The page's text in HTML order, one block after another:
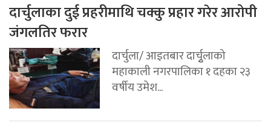
दार्चुलाका दुई प्रहरीमाथि चक्कु प्रहार गरेर आरोपी
जंगलतिर फरार
दार्चुला/ आइतबार दार्चुृलाको
महाकाली नगरपालिका १ दहका २३
वर्षीय उमेश...